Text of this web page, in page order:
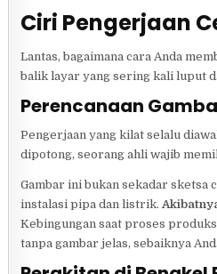
Ciri Pengerjaan
Lantas, bagaimana cara Anda
balik layar yang sering kali luput
Perencanaan
Pengerjaan yang kilat selalu
dipotong, seorang ahli wajib
Gambar ini bukan sekadar sketsa
instalasi pipa dan listrik.
Kebingungan saat proses
tanpa gambar jelas, sebaiknya